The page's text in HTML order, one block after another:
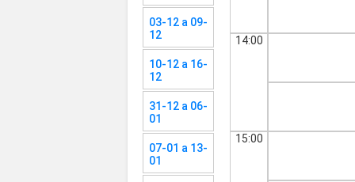
03-12 a 09-
12
10-12 a 16-
12
31-12 a 06-
01
07-01 a 13-
01
14:00
15:00